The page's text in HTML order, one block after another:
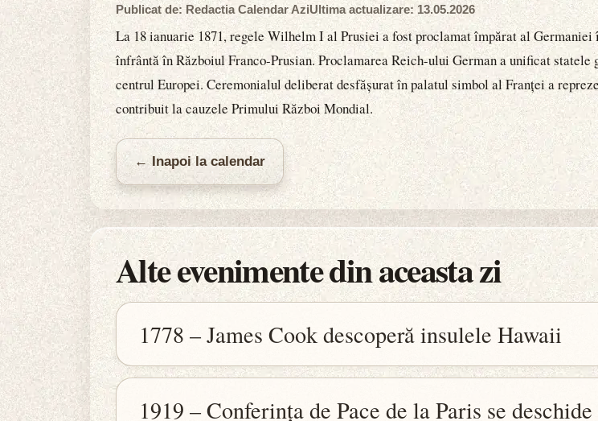
Publicat de: Redactia Calendar AziUltima actualizare: 13.05.2026
La 18 ianuarie 1871, regele Wilhelm I al Prusiei a fost proclamat împărat al
înfrântă în Războiul Franco-Prusian. Proclamarea Reich-ului German a unificat statele
centrul Europei. Ceremonialul deliberat desfășurat în palatul simbol al Franței a
contribuit la cauzele Primului Război Mondial.
← Inapoi la calendar
Alte evenimente din aceasta zi
1778 – James Cook descoperă insulele Hawaii
1919 – Conferința de Pace de la Paris se